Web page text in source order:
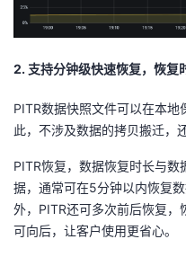
2. 支持分钟级快速恢复，恢复
PITR数据快照文件可以在本
此，不涉及数据的拷贝搬迁，
PITR恢复，数据恢复时长与
据，通常可在5分钟以内恢复
外， PITR还可多次前后恢复，
可向后，让客户使用更省心。